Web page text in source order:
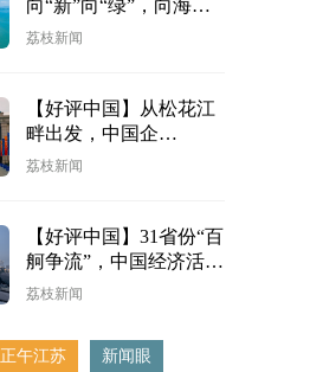
向“新”向“绿”，向海图
强
荔枝新闻
【好评中国】从松花江
畔出发，中国企
业“新”意盎然蹚新途
荔枝新闻
【好评中国】31省份“百
舸争流”，中国经济活力
泉涌
荔枝新闻
正午江苏 新闻眼